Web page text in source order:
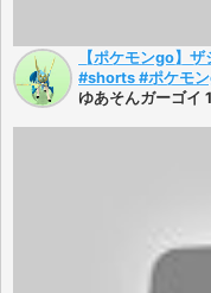
【ポケモンgo】
#shorts #ポケモ
ゆあそんガーゴイ